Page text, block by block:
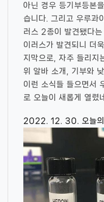
아닌 경우 등기부등본
습니다. 그리고 우루과
러스 2종이 발견됐다
이러스가 발견되니 더
지막으로, 자주 들리지
위 알바 소개, 기부와
이런 소식들 들으면서
로 오늘이 새롭게 열렸
2022. 12. 30. 오늘의